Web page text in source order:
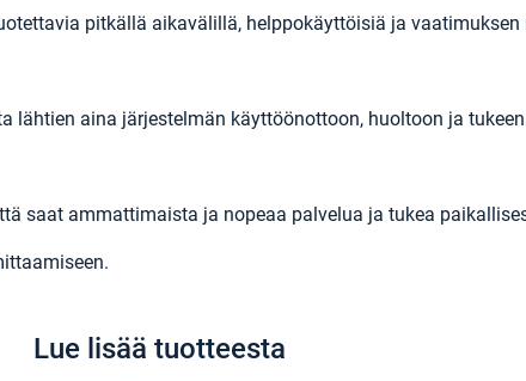
pitkällä aikavälillä, helppokäyttöisiä ja vaatimuksen
lähtien aina järjestelmän käyttöönottoon, huoltoon ja
saat ammattimaista ja nopeaa palvelua ja tukea
Lue lisää tuotteesta